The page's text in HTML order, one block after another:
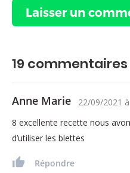
19 commentaires
Anne Marie 22/09/2021 à
8 excellente recette nous
d’utiliser les blettes
Répondre